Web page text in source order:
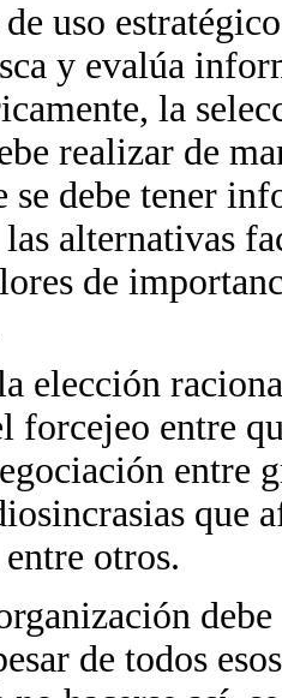
uso
y evalúa
la
realizar de
se debe tener
alternativas
de
elección
forcejeo entre
entre
que
otros.
de todos